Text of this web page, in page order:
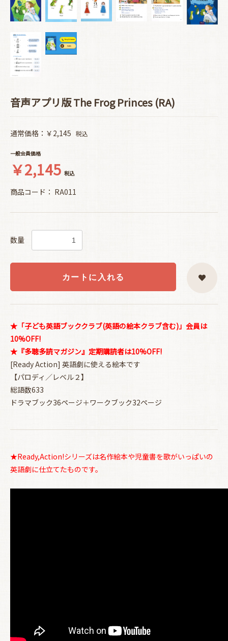
音声アプリ版 The Frog Princes (RA)
通常価格：￥2,145 税込
一般会員価格
￥2,145 税込
商品コード： RA011
数量
カートに入れる
★「子ども英語ブッククラブ(英語の絵本クラブ含む)」会員は
10%OFF!
★『多聴多読マガジン』定期購読者は10%OFF!
[Ready Action] 英語劇に使える絵本です
【パロディ／レベル２】
総語数633
ドラマブック36ページ＋ワークブック32ページ
★Ready,Action!シリーズは名作絵本や児童書を歌がいっぱいの
英語劇に仕立てたものです。